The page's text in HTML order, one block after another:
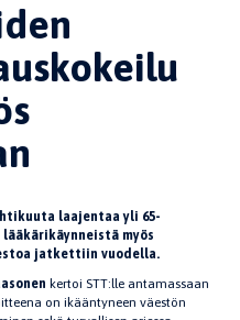
laajentaa yli 65-
myös
jatkettiin vuodella.
kertoi STT:lle antamassaan
on ikääntyneen väestön